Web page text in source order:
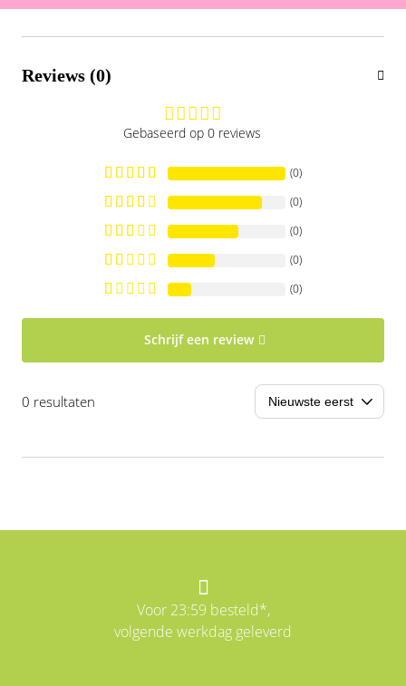
Reviews (0)
Gebaseerd op 0 reviews
(0)
(0)
(0)
(0)
(0)
Schrijf een review
0 resultaten
Voor 23:59 besteld*,
volgende werkdag geleverd